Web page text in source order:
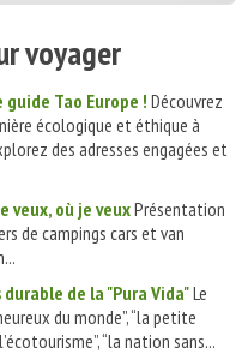
voyager
guide Tao Europe ! Découvrez
écologique et éthique à
des adresses engagées et
veux, où je veuxPrésentation
de campings cars et van
de la "Pura Vida"Le
du monde”, “la petite
“la nation sans...